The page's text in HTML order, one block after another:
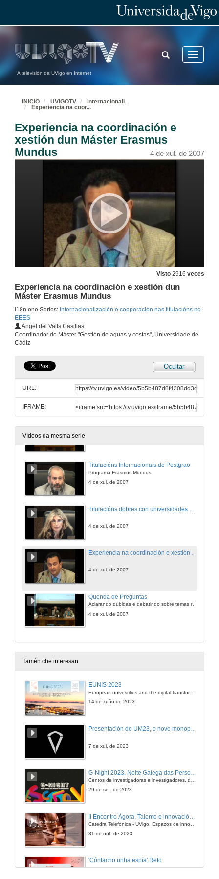
A televisión da UVigo en Internet
Toggle
TOGGLE
SEARCH
INICIO UVIGOTV Internacionali...
Experiencia na coor...
Experiencia na coordinación e
xestión dun Máster Erasmus
Mundus
4 de xul. de 2007
Visto 2916 veces
Experiencia na coordinación e xestión dun
Máster Erasmus Mundus
i18n.one.Series: Internacionalización e cooperación nas titulacións no
EEES
Angel del Valls Casillas
Coordinador do Máster "Gestión de aguas y costas", Universidade de
Cádiz
Ocultar
URL:
IFRAME:
Vídeos da mesma serie
Presentación da Xornada
4 de xul. de 2007
4 de xul. de 2007
Titulacións dobres de Grao
4 de xul. de 2007
Titulacións dobres con universidades estranxeiras na UPM
4 de xul. de 2007
Aclarando dúbidas e debatindo sobre temas relacionados
Titulacións Internacionais de Postgrao
Programa Erasmus Mundus
4 de xul. de 2007
4 de xul. de 2007
Experiencia na coordinación e xestión dun Máster Erasmus Mundus
4 de xul. de 2007
Quenda de Preguntas
Aclarando dúbidas e debatindo sobre temas relacionados
4 de xul. de 2007
Tamén che interesan
EUNIS 2023
European univesrities and the digital transformation: challenges and opportunities ahead
14 de xuño de 2023
7 de xul. de 2023
G-Night 2023. Noite Galega das Persoas Investigadoras. Conciencias creativas
29 de set. de 2023
Cátedra Telefónica - UVigo. Espazos de innovación
31 de out. de 2023
'Cóntacho unha espía' Reto